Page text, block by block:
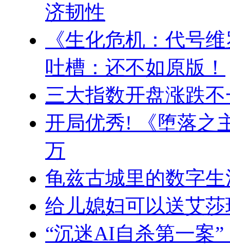
济韧性
《生化危机：代号
吐槽：还不如原版！
三大指数开盘涨跌不
开局优秀! 《堕落之
万
龟兹古城里的数字生
给儿媳妇可以送艾
“沉迷AI自杀第一案